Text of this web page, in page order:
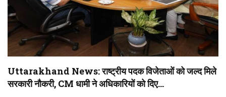
Uttarakhand News: राष्ट्रीय पदक विजेताओं को जल्द मिले
सरकारी नौकरी, CM धामी ने अधिकारियों को दिए…